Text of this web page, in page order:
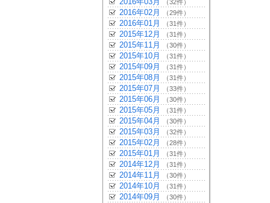
（32件）
2016年02月 （29件）
2016年01月 （31件）
2015年12月 （31件）
2015年11月 （30件）
2015年10月 （31件）
2015年09月 （31件）
2015年08月 （31件）
2015年07月 （33件）
2015年06月 （30件）
2015年05月 （31件）
2015年04月 （30件）
2015年03月 （32件）
2015年02月 （28件）
2015年01月 （31件）
2014年12月 （31件）
2014年11月 （30件）
2014年10月 （31件）
2014年09月 （30件）